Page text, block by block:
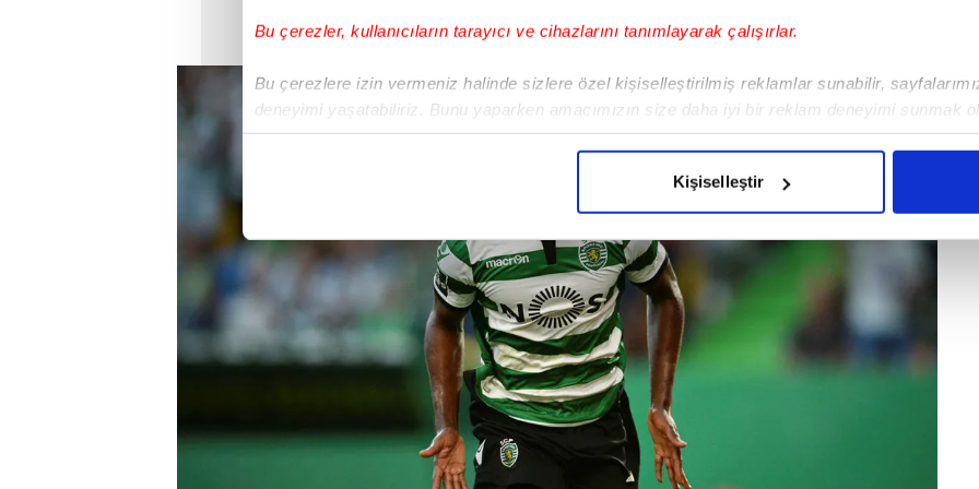
Bu çerezler, kullanıcıların tarayıcı ve cihazlarını tanımlayarak çalışırlar.
Bu çerezlere izin vermeniz halinde sizlere özel kişiselleştirilmiş reklamlar sunabilir,
deneyimi yaşatabiliriz. Bunu yaparken amacımızın size daha iyi bir reklam deneyimi sunmak
içerikleri sunabilmek adına elimizden gelen çabayı gösterdiğimizi ve bu noktada, reklamların
Her halükârda, kullanıcılar, bu çerezlere izin vermedikleri takdirde, kullanıcılara hedefli
Sizlere daha iyi bir hizmet sunabilmek için İnternet Sitemizde kendimize ve üçüncü kişilere ait
çerezler vasıtasıyla çeşitli kişisel verileriniz işlenmekte olup gerekli olan çerezler bilgi toplumu
amacıyla kullanılmaktadır. Diğer çerezler, sitemizin daha işlevsel kılınması ve
reklam/pazarlama faaliyetlerinin yapılması, amaçlarıyla sınırlı olarak açık rızanız dahilinde
Çerezlere ilişkin tercihlerinizi aşağıda yer alan panel vasıtasıyla belirleyebilirsiniz. Çerezlere
Çerez Bilgilendirme Metnimiziziyaret edebilirsiniz.
6698 sayılı Kişisel Verilerin Korunması Kanunu uyarınca hazırlanmış Aydınlatma Metnimizi
Kişiselleştir